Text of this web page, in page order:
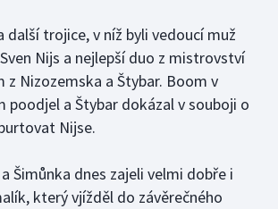
další trojice, v níž byli vedoucí muž
Nijs a nejlepší duo z mistrovství
z Nizozemska a Štybar. Boom v
poodjel a Štybar dokázal v souboji o
Nijse.
Šimůnka dnes zajeli velmi dobře i
který vjížděl do závěrečného